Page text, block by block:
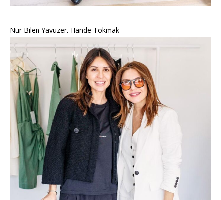
Nur Bilen Yavuzer, Hande Tokmak